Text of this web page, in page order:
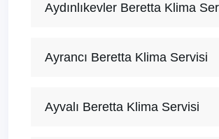
Aydınlıkevler Beretta Klima
Ayrancı Beretta Klima Servisi
Ayvalı Beretta Klima Servisi